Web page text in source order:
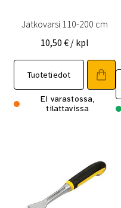
Jatkovarsi 110-200 cm
10,50 € / kpl
Tuotetiedot
Ei varastossa,
tilattavissa